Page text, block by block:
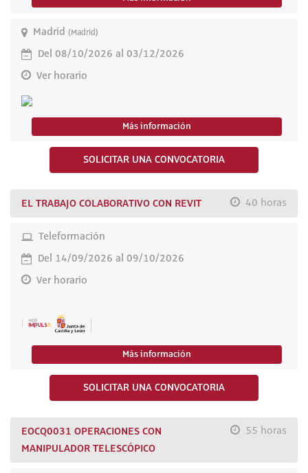
Madrid (Madrid)
Del 08/10/2026 al 03/12/2026
Ver horario
Más información
SOLICITAR UNA CONVOCATORIA
40 horas
EL TRABAJO COLABORATIVO CON REVIT
Teleformación
Del 14/09/2026 al 09/10/2026
Ver horario
Más información
SOLICITAR UNA CONVOCATORIA
55 horas
EOCQ0031 OPERACIONES CON
MANIPULADOR TELESCÓPICO